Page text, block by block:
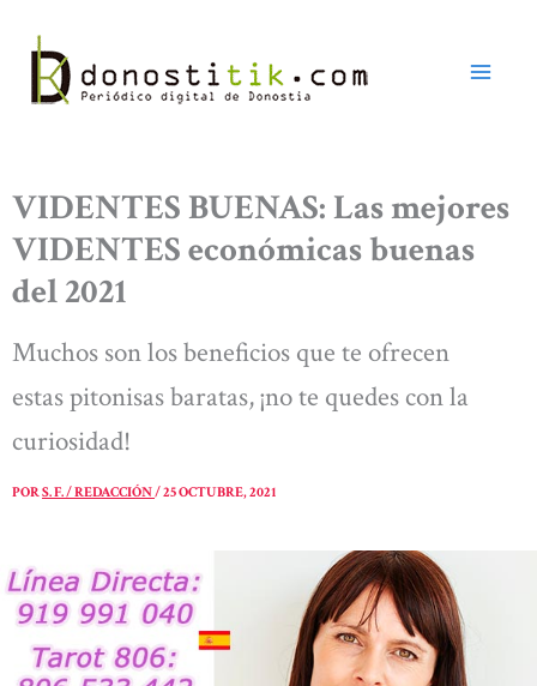
contenido
VIDENTES BUENAS: Las mejores
VIDENTES económicas buenas
del 2021
Muchos son los beneficios que te ofrecen
estas pitonisas baratas, ¡no te quedes con la
curiosidad!
PORS. F. / REDACCIÓN/25 OCTUBRE, 2021